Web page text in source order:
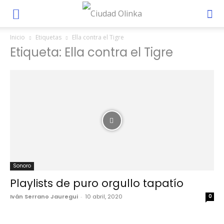
Inicio Etiquetas Ella contra el Tigre
Etiqueta: Ella contra el Tigre
Sonoro
Playlists de puro orgullo tapatío
Iván Serrano Jauregui - 10 abril, 2020 0